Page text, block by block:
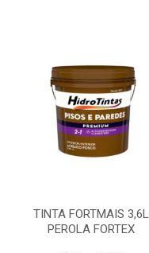
TINTA FORTMAIS 3,6L
PEROLA FORTEX